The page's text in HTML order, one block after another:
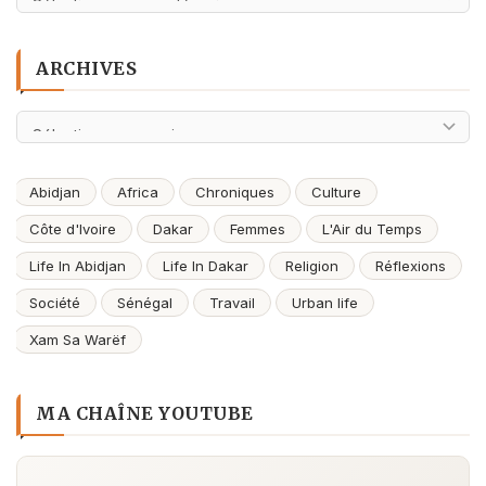
ARCHIVES
Archives
Abidjan Africa Chroniques Culture
Côte d'Ivoire Dakar Femmes L'Air du Temps
Life In Abidjan Life In Dakar Religion Réflexions
Société Sénégal Travail Urban life
Xam Sa Warëf
MA CHAÎNE YOUTUBE